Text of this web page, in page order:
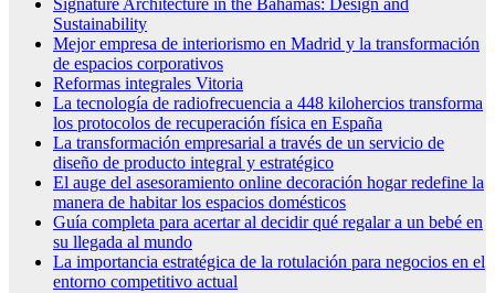
Signature Architecture in the Bahamas: Design and
Sustainability
Mejor empresa de interiorismo en Madrid y la transformación
de espacios corporativos
Reformas integrales Vitoria
La tecnología de radiofrecuencia a 448 kilohercios transforma
los protocolos de recuperación física en España
La transformación empresarial a través de un servicio de
diseño de producto integral y estratégico
El auge del asesoramiento online decoración hogar redefine la
manera de habitar los espacios domésticos
Guía completa para acertar al decidir qué regalar a un bebé en
su llegada al mundo
La importancia estratégica de la rotulación para negocios en el
entorno competitivo actual